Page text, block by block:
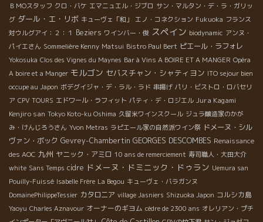
ＢＭОスタッフ クロ・バケ エマニュエル・ジブロ サン・マルタン・デ・ラ・ガリッ
グ ダール・エ・リボ キューヴェ「和」 エノ・コネクション Fukuoka フランス
対ウルグアイ：２：１ Beziers ワインバー・俊 スペイン biodynamic アンヌ・
パイエさん Sommelière Kenny Matsui Bistro Paul Bert ピエール・ラフォレ
Yokosuka Clos des Vignes du Maynes Bar à Vins A BOIRE ET A MANGER Opéra
A boire et a Manger モルゴン セバスチャン・シャティヨン ITO sejour bien
occupe au Japon ボデグイジャ・デ・ラル・ラド 串揚げ パリ・ビストロ・ロバセリ
ア CPV TOURS エドワール・ラフィット パティ・デ・ロジエル Jura Kagami
Kenjiro san Tokyo Koto-ku Oshima 久留米ワインスクール ジュラ醸造家のかが
み・けんじろうさん Yvon Metras ラピエール家の自然派ワイン祭 ドメーヌ・シル
ヴァン・ボック Gevrey-Chambertin GEORGES DESCOMBES Renaissance
des AOC 九州 ヤニック・アミロ 10 ans de remerciement 寿司職人・大田大介
white Sans Temps cidre ドメーヌ・ドミニック・ドゥラン Uemura san
Pouilly-Fuissé Isabelle Frère La Begou キューヴェ・バラガンヌ
DomainePhilippeTessier カタロニア village Jasniers Shizuoka Japon コルシカ島
Yaoyu Charles Aznavour オーナーのギヨム cèdre de 2300 ans オレリアン・プチ